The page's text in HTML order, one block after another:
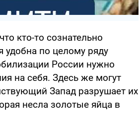
кто-то сознательно
удобна по целому ряду
России нужно
на себя. Здесь же могут
Запад разрушает их
несла золотые яйца в